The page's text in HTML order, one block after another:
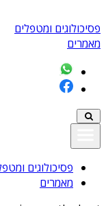
פסיכולוגים ומטפלים
מאמרים
פסיכולוגים
מאמרים